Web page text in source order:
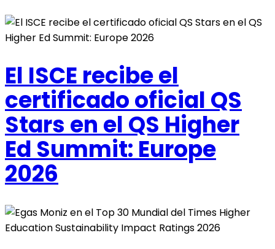
El ISCE recibe el
certificado oficial QS
Stars en el QS Higher
Ed Summit: Europe
2026